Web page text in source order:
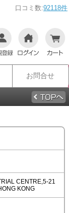
口コミ数:92118件
お問合せ
CENTRE,5-21
KONG